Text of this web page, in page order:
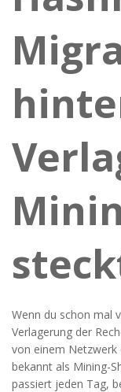
Wenn du schon mal
Verlagerung der
von einem Netzwerk
bekannt als Mining-
passiert jeden Tag,